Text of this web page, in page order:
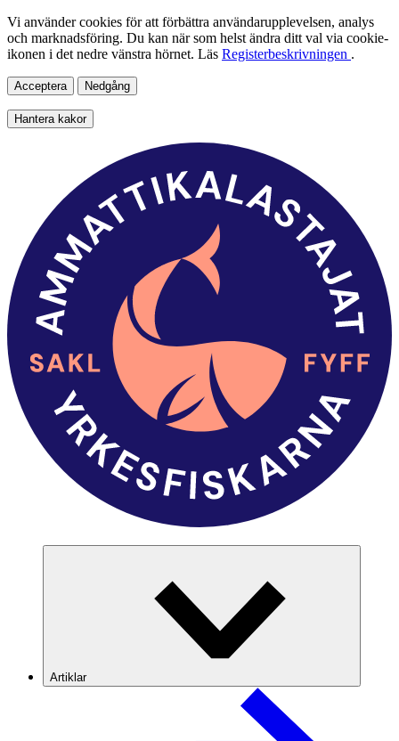
Vi använder cookies för att förbättra användarupplevelsen, analys
och marknadsföring. Du kan när som helst ändra ditt val via cookie-
ikonen i det nedre vänstra hörnet. Läs Registerbeskrivningen .
Acceptera Nedgång
Hantera kakor
Artiklar